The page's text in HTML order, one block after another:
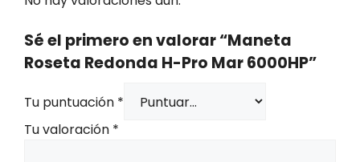
Sé el primero en valorar “Maneta
Roseta Redonda H-Pro Mar 6000HP”
Tu puntuación *
Tu valoración *